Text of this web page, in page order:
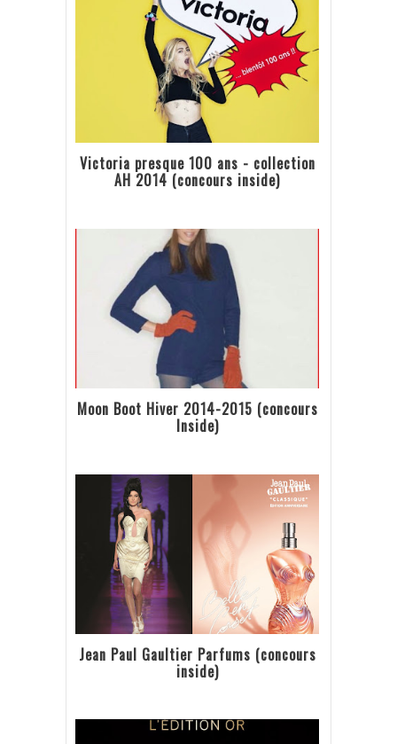
Victoria presque 100 ans - collection
AH 2014 (concours inside)
Moon Boot Hiver 2014-2015 (concours
Inside)
Jean Paul Gaultier Parfums (concours
inside)